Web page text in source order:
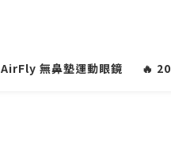
AirFly 無鼻墊運動眼鏡 🔥